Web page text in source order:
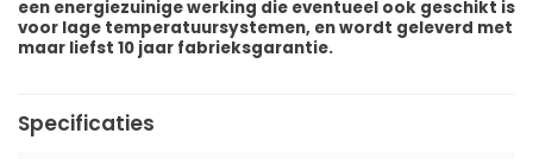
een energiezuinige werking die eventueel ook geschikt is
voor lage temperatuursystemen, en wordt geleverd met
maar liefst 10 jaar fabrieksgarantie.
Specificaties